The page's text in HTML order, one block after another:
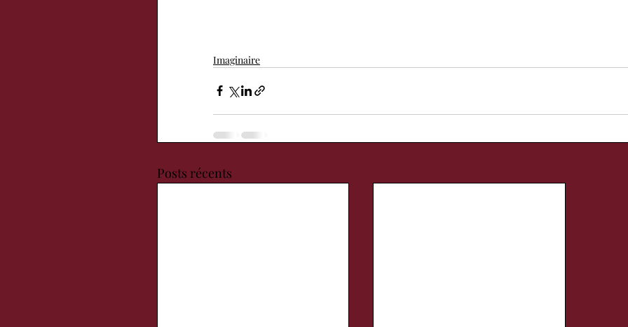
Imaginaire
Posts récents